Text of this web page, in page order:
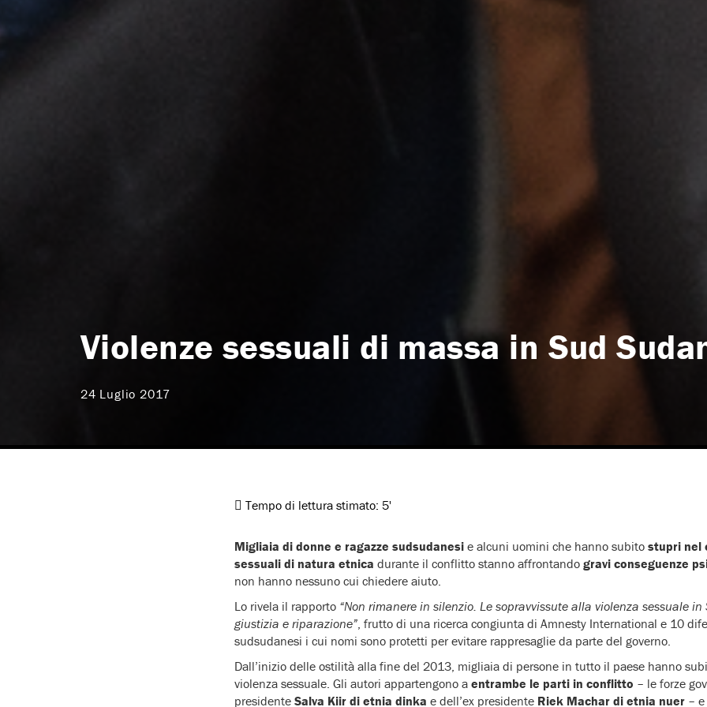
Violenze sessuali di massa in Sud
24 Luglio 2017
Tempo di lettura stimato: 5'
Migliaia di donne e ragazze sudsudanesi e alcuni uomini che hanno subito stupri nel
sessuali di natura etnica durante il conflitto stanno affrontando gravi conseguenze
non hanno nessuno cui chiedere aiuto.
Lo rivela il rapporto “Non rimanere in silenzio. Le sopravvissute alla violenza sessuale
giustizia e riparazione”, frutto di una ricerca congiunta di Amnesty International e 10
sudsudanesi i cui nomi sono protetti per evitare rappresaglie da parte del governo.
Dall’inizio delle ostilità alla fine del 2013, migliaia di persone in tutto il paese hanno
violenza sessuale. Gli autori appartengono a entrambe le parti in conflitto – le forze
presidente Salva Kiir di etnia dinka e dell’ex presidente Riek Machar di etnia nuer – e